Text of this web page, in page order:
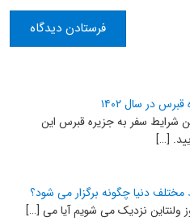
در سال ۱۴۰۲
شرایط سفر به جزیره قبرس این
[…]
دنیا چگونه برگزار می شود؟
ولنتاین نزدیک می شویم آیا می […]